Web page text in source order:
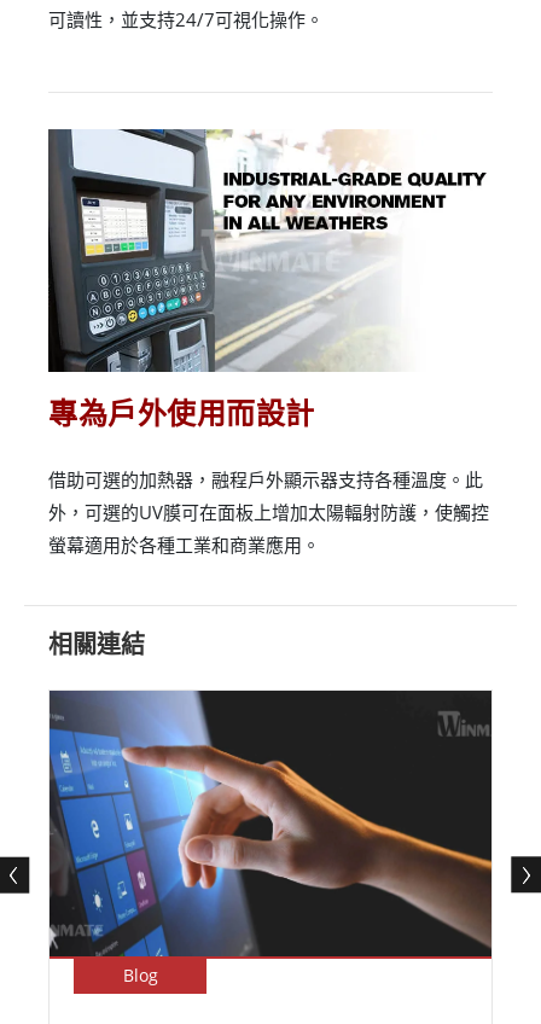
可讀性，並支持24/7可視化操作。
專為戶外使用而設計
借助可選的加熱器，融程戶外顯示器支持各種溫度。此
外，可選的UV膜可在面板上增加太陽輻射防護，使觸控
螢幕適用於各種工業和商業應用。
相關連結
Blog